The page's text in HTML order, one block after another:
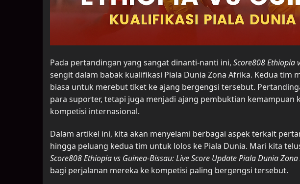
Pada pertandingan yang sangat dinanti-nanti ini, Score808 Ethiopia
sengit dalam babak kualifikasi Piala Dunia Zona Afrika. Kedua tim
biasa untuk merebut tiket ke ajang bergengsi tersebut.
para suporter, tetapi juga menjadi ajang pembuktian kemampuan
kompetisi internasional.
Dalam artikel ini, kita akan menyelami berbagai aspek terkait
hingga peluang kedua tim untuk lolos ke Piala Dunia. Mari kita
Score808 Ethiopia vs Guinea-Bissau: Live Score Update Piala Dunia
bagi perjalanan mereka ke kompetisi paling bergengsi tersebut.